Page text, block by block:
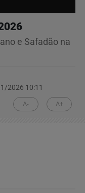
e Safadão na
2026 10:11
A- A+